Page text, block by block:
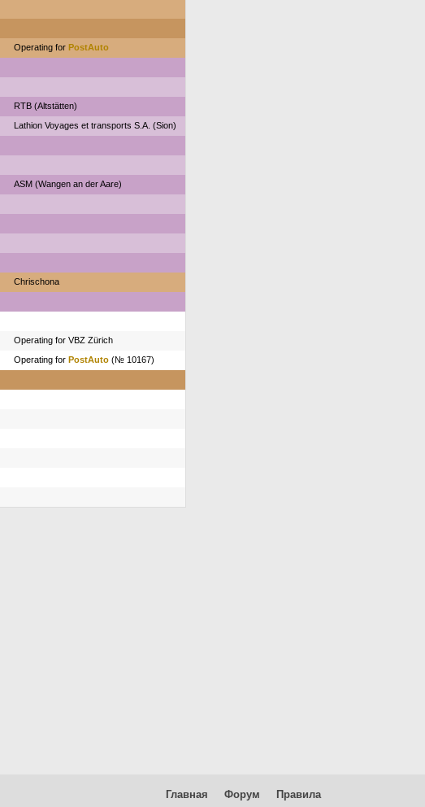
Operating for PostAuto
RTB (Altstätten)
Lathion Voyages et transports S.A. (Sion)
ASM (Wangen an der Aare)
Chrischona
Operating for VBZ Zürich
Operating for PostAuto (№ 10167)
Главная Форум Правила